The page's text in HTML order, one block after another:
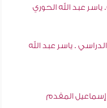
ياسر عبد الله الحوري
. ياسر عبد الله